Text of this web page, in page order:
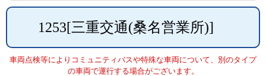
1253[三重交通(桑名営業所)]
車両点検等によりコミュニティバスや特殊な車両について、別のタイプ
の車両で運行する場合がございます。